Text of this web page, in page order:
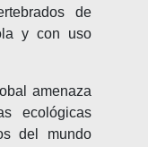
de
y con uso
amenaza
ecológicas
del mundo